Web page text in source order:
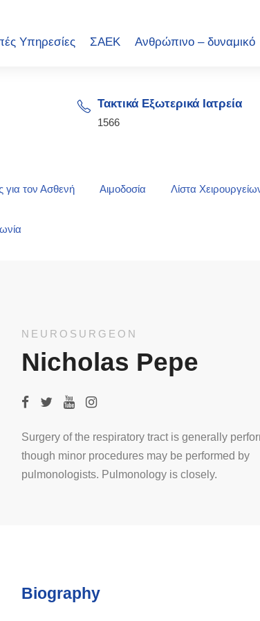
Υπηρεσίες ΣΑΕΚ Ανθρώπινο – δυναμικό
Τακτικά Εξωτερικά Ιατρεία
1566
για τον Ασθενή Αιμοδοσία Λίστα
NEUROSURGEON
Nicholas Pepe
Surgery of the respiratory tract is generally
though minor procedures may be performed by
pulmonologists. Pulmonology is closely.
Biography